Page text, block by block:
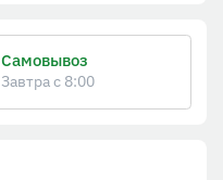
Самовывоз
Завтра с 8:00